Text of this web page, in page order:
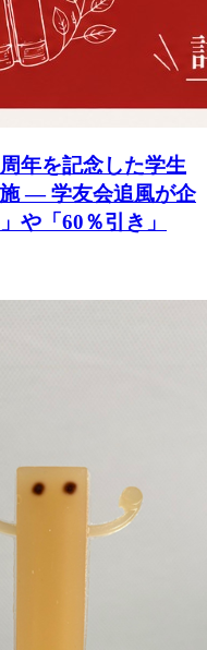
年を記念した学生
― 学友会追風が企
や「60％引き」